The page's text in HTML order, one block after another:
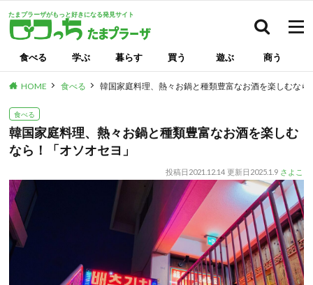
たまプラーザがもっと好きになる発見サイト
食べる 学ぶ 暮らす 買う 遊ぶ 商う
HOME 食べる 韓国家庭料理、熱々お鍋と種類豊富なお酒を楽しむなら
食べる
韓国家庭料理、熱々お鍋と種類豊富なお酒を楽しむ
なら！「オソオセヨ」
投稿日 2021.12.14 更新日 2025.1.9 さよこ